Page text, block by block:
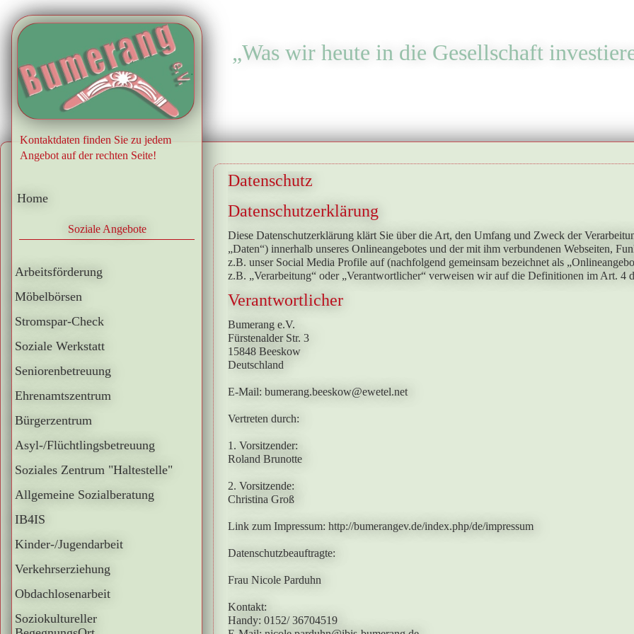
„Was wir heute in die Gesellschaft
.
Kontaktdaten finden Sie zu jedem
Angebot auf der rechten Seite!
Home
Soziale Angebote
Arbeitsförderung
Möbelbörsen
Stromspar-Check
Soziale Werkstatt
Seniorenbetreuung
Ehrenamtszentrum
Bürgerzentrum
Asyl-/Flüchtlingsbetreuung
Soziales Zentrum "Haltestelle"
Allgemeine Sozialberatung
IB4IS
Kinder-/Jugendarbeit
Verkehrserziehung
Obdachlosenarbeit
Soziokultureller
Datenschutz
Datenschutzerklärung
Diese Datenschutzerklärung klärt Sie über die Art, den Umfang und Zweck der
„Daten“) innerhalb unseres Onlineangebotes und der mit ihm verbundenen Webseiten,
z.B. unser Social Media Profile auf (nachfolgend gemeinsam bezeichnet als
z.B. „Verarbeitung“ oder „Verantwortlicher“ verweisen wir auf die Definitionen im Art. 4
Verantwortlicher
Bumerang e.V.
Fürstenalder Str. 3
15848 Beeskow
Deutschland
E-Mail: bumerang.beeskow@ewetel.net
Vertreten durch:
1. Vorsitzender:
Roland Brunotte
2. Vorsitzende:
Christina Groß
Link zum Impressum: http://bumerangev.de/index.php/de/impressum
Datenschutzbeauftragte:
Frau Nicole Parduhn
Kontakt:
Handy: 0152/ 36704519